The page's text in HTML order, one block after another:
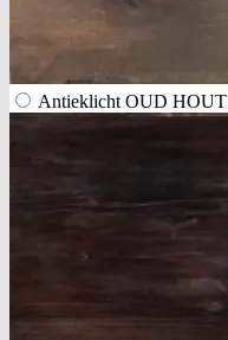
Antieklicht OUD HOUT